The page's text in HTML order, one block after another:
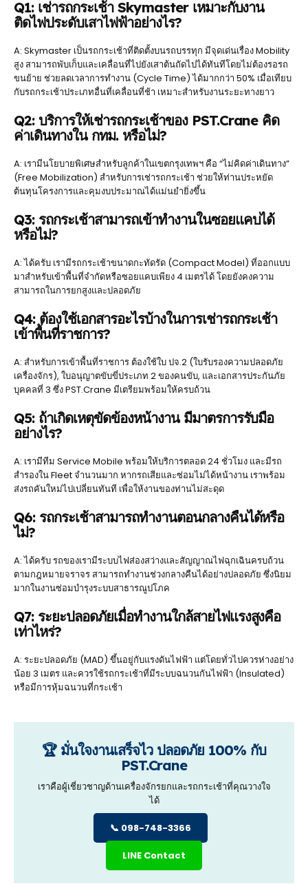
Q1: เช่ารถกระเช้า Skymaster เหมาะกับงาน
ติดไฟประดับเสาไฟฟ้าอย่างไร?
A: Skymaster เป็นรถกระเช้าที่ติดตั้งบนรถบรรทุก มีจุดเด่นเรื่อง Mobility
สูง สามารถพับเก็บและเคลื่อนที่ไปยังเสาต้นถัดไปได้ทันทีโดยไม่ต้องรอรถ
ขนย้าย ช่วยลดเวลาการทำงาน (Cycle Time) ได้มากกว่า 50% เมื่อเทียบ
กับรถกระเช้าประเภทอื่นที่เคลื่อนที่ช้า เหมาะสำหรับงานระยะทางยาว
Q2: บริการให้เช่ารถกระเช้าของ PST.Crane คิด
ค่าเดินทางใน กทม. หรือไม่?
A: เรามีนโยบายพิเศษสำหรับลูกค้าในเขตกรุงเทพฯ คือ “ไม่คิดค่าเดินทาง”
(Free Mobilization) สำหรับการเช่ารถกระเช้า ช่วยให้ท่านประหยัด
ต้นทุนโครงการและคุมงบประมาณได้แม่นยำยิ่งขึ้น
Q3: รถกระเช้าสามารถเข้าทำงานในซอยแคบได้
หรือไม่?
A: ได้ครับ เรามีรถกระเช้าขนาดกะทัดรัด (Compact Model) ที่ออกแบบ
มาสำหรับเข้าพื้นที่จำกัดหรือซอยแคบเพียง 4 เมตรได้ โดยยังคงความ
สามารถในการยกสูงและปลอดภัย
Q4: ต้องใช้เอกสารอะไรบ้างในการเช่ารถกระเช้า
เข้าพื้นที่ราชการ?
A: สำหรับการเข้าพื้นที่ราชการ ต้องใช้ใบ ปจ.2 (ใบรับรองความปลอดภัย
เครื่องจักร), ใบอนุญาตขับขี่ประเภท 2 ของคนขับ, และเอกสารประกันภัย
บุคคลที่ 3 ซึ่ง PST.Crane มีเตรียมพร้อมให้ครบถ้วน
Q5: ถ้าเกิดเหตุขัดข้องหน้างาน มีมาตรการรับมือ
อย่างไร?
A: เรามีทีม Service Mobile พร้อมให้บริการตลอด 24 ชั่วโมง และมีรถ
สำรองใน Fleet จำนวนมาก หากรถเสียและซ่อมไม่ได้หน้างาน เราพร้อม
ส่งรถคันใหม่ไปเปลี่ยนทันที เพื่อให้งานของท่านไม่สะดุด
Q6: รถกระเช้าสามารถทำงานตอนกลางคืนได้หรือ
ไม่?
A: ได้ครับ รถของเรามีระบบไฟส่องสว่างและสัญญาณไฟฉุกเฉินครบถ้วน
ตามกฎหมายจราจร สามารถทำงานช่วงกลางคืนได้อย่างปลอดภัย ซึ่งนิยม
มากในงานซ่อมบำรุงระบบสาธารณูปโภค
Q7: ระยะปลอดภัยเมื่อทำงานใกล้สายไฟแรงสูงคือ
เท่าไหร่?
A: ระยะปลอดภัย (MAD) ขึ้นอยู่กับแรงดันไฟฟ้า แต่โดยทั่วไปควรห่างอย่าง
น้อย 3 เมตร และควรใช้รถกระเช้าที่มีระบบฉนวนกันไฟฟ้า (Insulated)
หรือมีการหุ้มฉนวนที่กระเช้า
🏆 มั่นใจงานเสร็จไว ปลอดภัย 100% กับ
PST.Crane
เราคือผู้เชี่ยวชาญด้านเครื่องจักรยกและรถกระเช้าที่คุณวางใจ
ได้
📞 098-748-3366
LINE Contact